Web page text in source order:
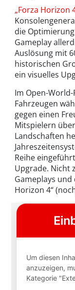
„Forza Horizon
die
Gameplay
Auslösung mit
historischen
ein visuelles
Im Open-
Fahrzeugen
gegen einen
Mitspielern
Landschaften
Reihe
Upgrade. Nicht
Gameplays und
Horizon 4“